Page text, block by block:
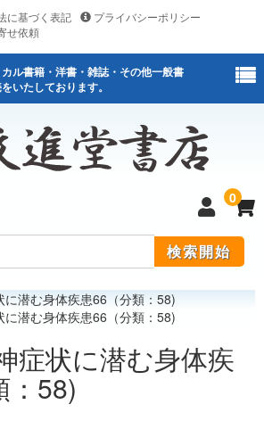
に基づく表記
プライバシーポリシー
せ依頼
ル書籍・洋書・雑誌・その他一般書
いたしております。
0
に潜む身体疾患66（分類：58)
に潜む身体疾患66（分類：58)
症状に潜む身体疾
：58)